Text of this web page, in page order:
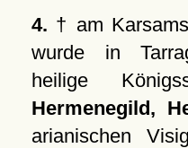
4. † am
wurde in
heilige
Hermenegild,
arianischen